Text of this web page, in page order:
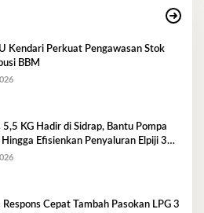
Kendari Perkuat Pengawasan Stok
BBM
5,5 KG Hadir di Sidrap, Bantu Pompa
Efisienkan Penyaluran Elpiji 3
Cepat Tambah Pasokan LPG 3